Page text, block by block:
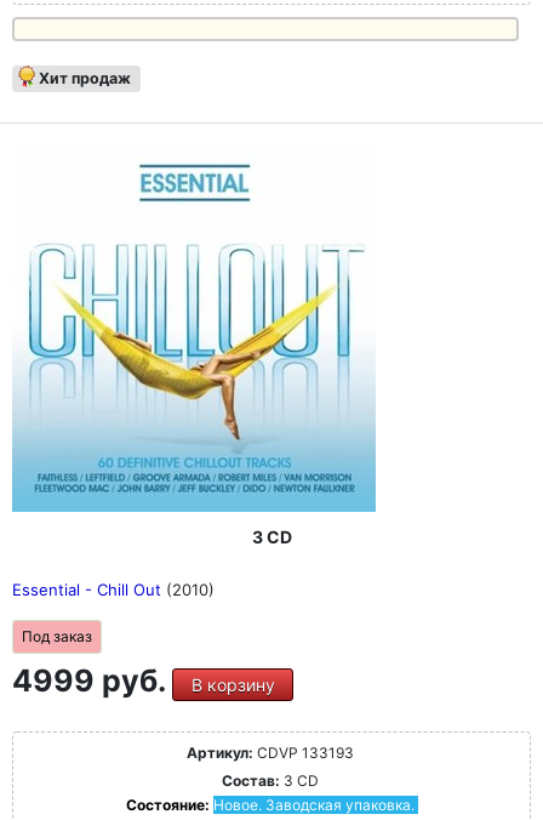
Хит продаж
3 CD
Essential - Chill Out (2010)
Под заказ
4999 руб. В корзину
Артикул: CDVP 133193
Состав: 3 CD
Состояние: Новое. Заводская упаковка.